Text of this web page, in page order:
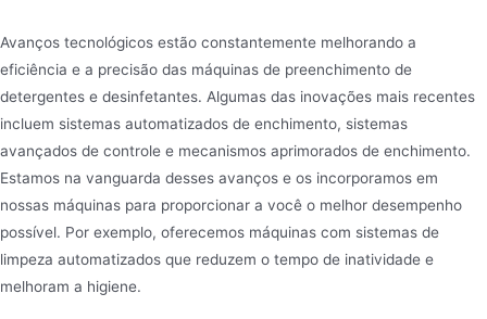
Avanços tecnológicos estão constantemente melhorando a
eficiência e a precisão das máquinas de preenchimento de
detergentes e desinfetantes. Algumas das inovações mais recentes
incluem sistemas automatizados de enchimento, sistemas
avançados de controle e mecanismos aprimorados de enchimento.
Estamos na vanguarda desses avanços e os incorporamos em
nossas máquinas para proporcionar a você o melhor desempenho
possível. Por exemplo, oferecemos máquinas com sistemas de
limpeza automatizados que reduzem o tempo de inatividade e
melhoram a higiene.